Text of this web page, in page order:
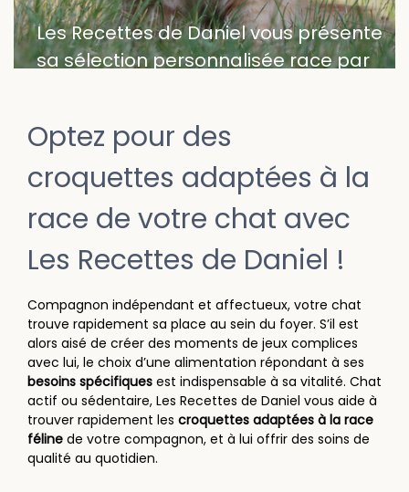
Les Recettes de Daniel vous présente
sa sélection personnalisée race par
Optez pour des
croquettes adaptées à la
race de votre chat avec
Les Recettes de Daniel !
Compagnon indépendant et affectueux, votre chat
trouve rapidement sa place au sein du foyer. S’il est
alors aisé de créer des moments de jeux complices
avec lui, le choix d’une alimentation répondant à ses
besoins spécifiques est indispensable à sa vitalité. Chat
actif ou sédentaire, Les Recettes de Daniel vous aide à
trouver rapidement les croquettes adaptées à la race
féline de votre compagnon, et à lui offrir des soins de
qualité au quotidien.